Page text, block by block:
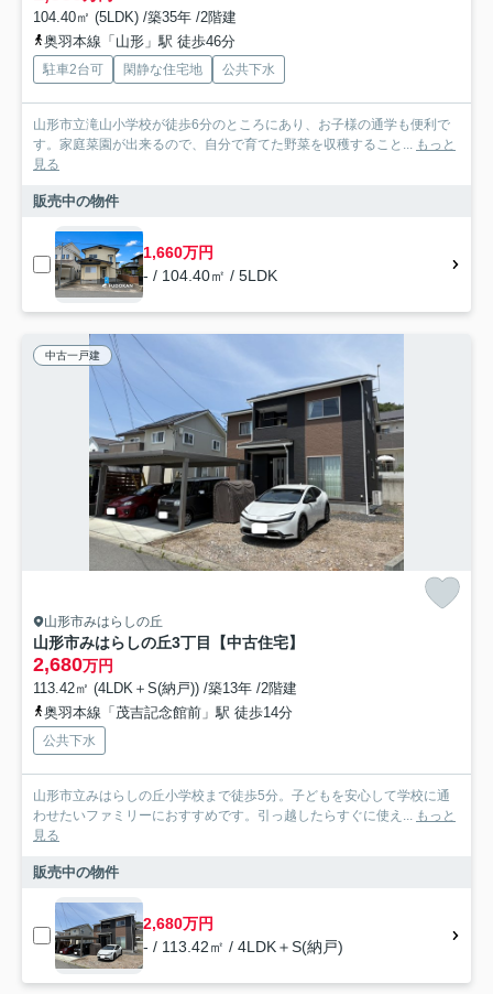
104.40㎡ (5LDK) /築35年 /2階建
奥羽本線「山形」駅 徒歩46分
駐車2台可 閑静な住宅地 公共下水
山形市立滝山小学校が徒歩6分のところにあり、お子様の通学も便利で
す。家庭菜園が出来るので、自分で育てた野菜を収穫すること... もっと
見る
販売中の物件
1,660万円
- / 104.40㎡ / 5LDK
中古一戸建
山形市みはらしの丘
山形市みはらしの丘3丁目【中古住宅】
2,680万円
113.42㎡ (4LDK＋S(納戸)) /築13年 /2階建
奥羽本線「茂吉記念館前」駅 徒歩14分
公共下水
山形市立みはらしの丘小学校まで徒歩5分。子どもを安心して学校に通
わせたいファミリーにおすすめです。引っ越したらすぐに使え... もっと
見る
販売中の物件
2,680万円
- / 113.42㎡ / 4LDK＋S(納戸)